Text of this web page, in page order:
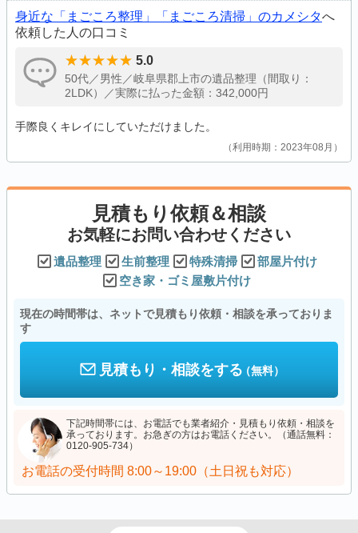
身近な「まごころ整理」「まごころ清掃」のカメシタへ
依頼した人の口コミ
5.0
50代／男性／岐阜県郡上市の遺品整理（間取り：
2LDK）／実際に払った金額：342,000円
手際良くキレイにしていただけました。
利用時期：2023年08月
見積もり依頼＆相談
お気軽にお問い合わせください
遺品整理 生前整理 特殊清掃
部屋片付け
空き家・ゴミ屋敷片付け
現在の時間帯は、ネットで見積もり依頼・相談を承っておりま
す
見積もり・相談をする（無料）
下記時間帯には、お電話でも業者紹介・見積もり依頼・相談を
承っております。お急ぎの方はお電話ください。（通話無料：
0120-905-734）
お電話の受付時間 8:00～19:00（土日祝も対応）